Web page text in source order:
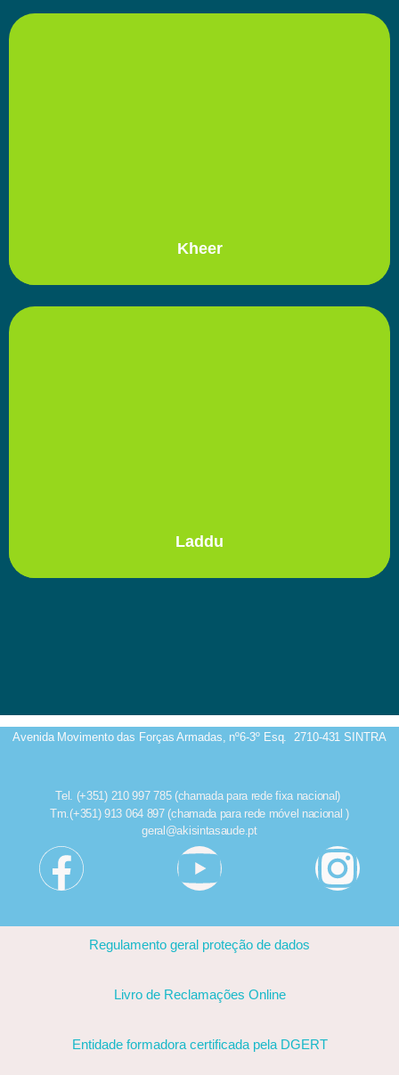
Kheer
Laddu
Avenida Movimento das Forças Armadas, nº6-3º Esq.2710-431 SINTRA
Tel. (+351) 210 997 785 (chamada para rede fixa nacional)
Tm.(+351) 913 064 897 (chamada para rede móvel nacional )
geral@akisintasaude.pt
Regulamento geral proteção de dados
Livro de Reclamações Online
Entidade formadora certificada pela DGERT